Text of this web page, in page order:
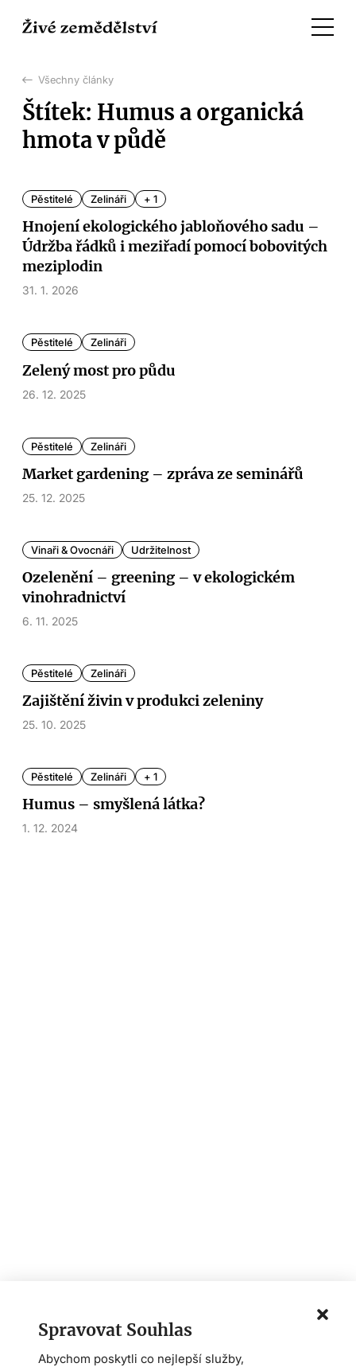
Spravovat Souhlas
Abychom poskytli co nejlepší služby,
Všechny články
Štítek: Humus a organická
hmota v půdě
Pěstitelé Zelináři + 1
Hnojení ekologického jabloňového sadu –
Údržba řádků i meziřadí pomocí bobovitých
meziplodin
31. 1. 2026
Pěstitelé Zelináři
Zelený most pro půdu
26. 12. 2025
Pěstitelé Zelináři
Market gardening – zpráva ze seminářů
25. 12. 2025
Vinaři & Ovocnáři Udržitelnost
Ozelenění – greening – v ekologickém
vinohradnictví
6. 11. 2025
Pěstitelé Zelináři
Zajištění živin v produkci zeleniny
25. 10. 2025
Pěstitelé Zelináři + 1
Humus – smyšlená látka?
1. 12. 2024